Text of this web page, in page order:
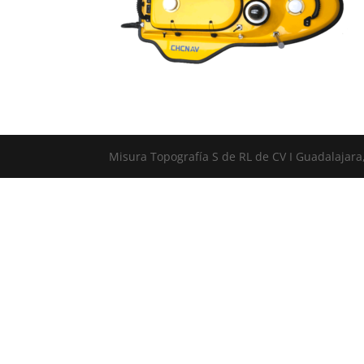
Misura Topografía S de RL de CV I